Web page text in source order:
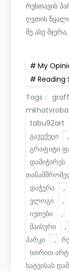
რუსთავის
ღვთის
მე ასე
My
Reading
Tags :
mkhatvroba
tabu92art
გავექეცი
,
გრაფიტი
დამიჭირეს
დაჭერა
,
ვლოგი
,
იუთუბი
,
მაისური
,
პარკი
,
სთრით
ხატვისას